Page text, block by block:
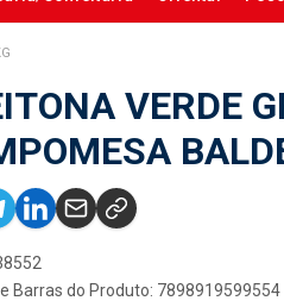
VERDE
Barras do Produto: 7898919599554